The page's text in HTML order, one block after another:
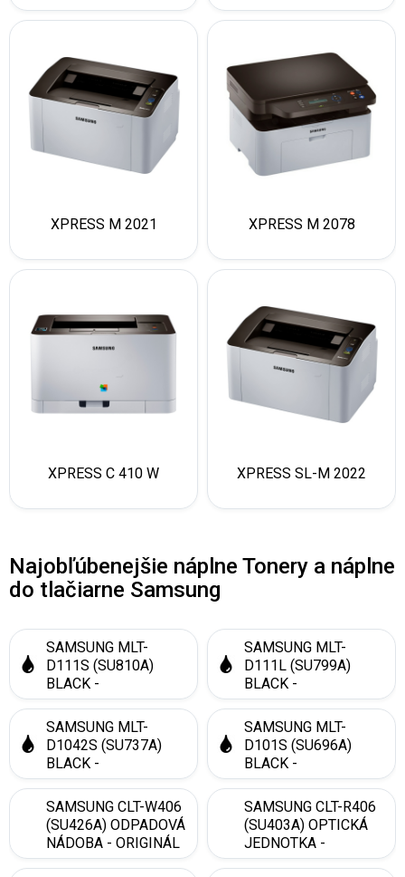
XPRESS M 2021 XPRESS M 2078
XPRESS C 410 W XPRESS SL-M 2022
Najobľúbenejšie náplne Tonery a náplne
do tlačiarne Samsung
SAMSUNG MLT-
D111S (SU810A)
BLACK -
KOMPATIBILNÝ
SAMSUNG MLT-
D111L (SU799A)
BLACK -
KOMPATIBILNÝ
SAMSUNG MLT-
D1042S (SU737A)
BLACK -
KOMPATIBILNÝ
SAMSUNG MLT-
D101S (SU696A)
BLACK -
KOMPATIBILNÝ
SAMSUNG CLT-W406
(SU426A) ODPADOVÁ
NÁDOBA - ORIGINÁL
SAMSUNG CLT-R406
(SU403A) OPTICKÁ
JEDNOTKA -
KOMPATIBILNÝ